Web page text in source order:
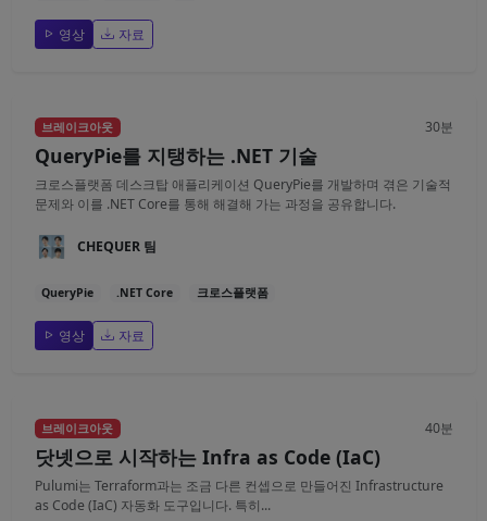
영상 자료
브레이크아웃 30분
QueryPie를 지탱하는 .NET 기술
크로스플랫폼 데스크탑 애플리케이션 QueryPie를 개발하며 겪은 기술적
문제와 이를 .NET Core를 통해 해결해 가는 과정을 공유합니다.
CHEQUER 팀
QueryPie .NET Core 크로스플랫폼
영상 자료
브레이크아웃 40분
닷넷으로 시작하는 Infra as Code (IaC)
Pulumi는 Terraform과는 조금 다른 컨셉으로 만들어진 Infrastructure
as Code (IaC) 자동화 도구입니다. 특히...